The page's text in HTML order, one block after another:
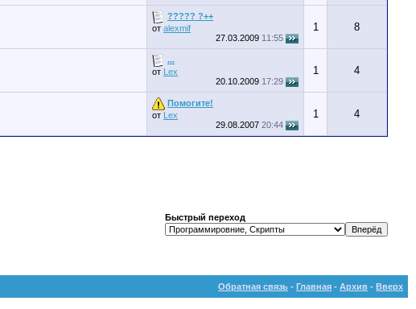
????? ?++
от alexmif
27.03.2009 11:55
1 8
...
от Lex
20.10.2009 17:29
1 4
Помогите!
от Lex
29.08.2007 20:44
1 4
Быстрый переход
Обратная связь - Главная - Архив - Вверх